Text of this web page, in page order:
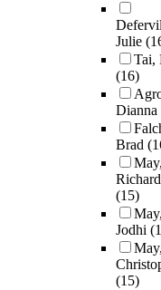
Julie
Tai,
(16)
Dianna
Brad
May,
Richard
(15)
May,
Jodhi
May,
(15)